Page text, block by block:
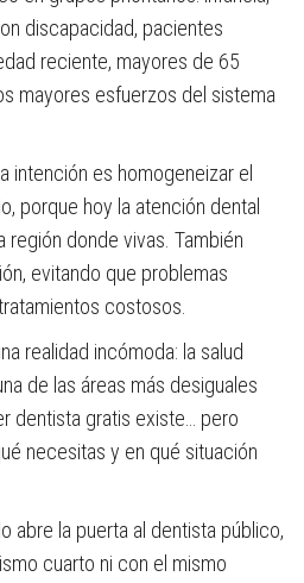
discapacidad, pacientes
reciente, mayores de 65
mayores esfuerzos del sistema
intención es homogeneizar el
porque hoy la atención dental
donde vivas. También
evitando que problemas
costosos.
realidad incómoda: la salud
de las áreas más desiguales
dentista gratis existe… pero
necesitas y en qué situación
abre la puerta al dentista público,
cuarto ni con el mismo